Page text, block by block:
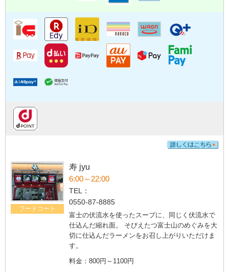
フードコート
寿 jyu
6:00～22:00
TEL：
0550-87-8885
富士の伏流水を使ったスープに、同じく伏流水で
仕込んだ縮れ面。 そびえたつ富士山のめぐみを大
切に仕込んだラーメンをお召し上がりいただけま
す。
料金：800円～1100円